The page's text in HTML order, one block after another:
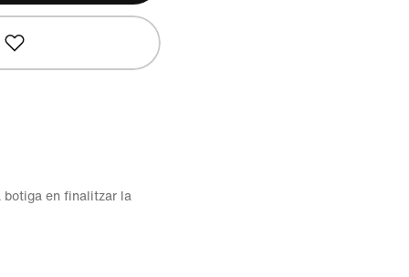
botiga en finalitzar la